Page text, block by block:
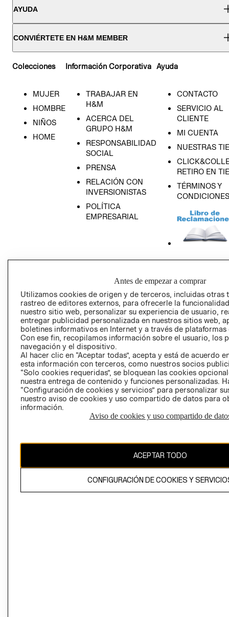
AYUDA
CONVIÉRTETE EN H&M MEMBER
Colecciones
MUJER
HOMBRE
NIÑOS
HOME
Información Corporativa
TRABAJAR EN
H&M
ACERCA DEL
GRUPO H&M
RESPONSABILIDAD
SOCIAL
PRENSA
RELACIÓN CON
INVERSIONISTAS
POLÍTICA
EMPRESARIAL
Ayuda
CONTACTO
SERVICIO AL
CLIENTE
MI CUENTA
NUESTRAS
RETIRO EN
TÉRMINOS Y
CONDICIONES
GIFT CARD
AVISO DE
Perú (S/)
CAMBIAR REGIÓN
propiedad de H&M Hennes & Mauritz AB
Antes de empezar a comprar
Utilizamos cookies de origen y de terceros, incluidas otras
rastreo de editores externos, para ofrecerle la
nuestro sitio web, personalizar su experiencia de usuario,
entregar publicidad personalizada en nuestros sitios web,
boletines informativos en Internet y a través de plataformas
Con ese fin, recopilamos información sobre el usuario, los
navegación y el dispositivo.
Al hacer clic en “Aceptar todas”, acepta y está de acuerdo
esta información con terceros, como nuestros socios
“Solo cookies requeridas”, se bloquean las cookies
nuestra entrega de contenido y funciones personalizadas.
“Configuración de cookies y servicios” para personalizar
nuestro aviso de cookies y uso compartido de datos para
información.
Aviso de cookies y uso compartido de
ACEPTAR TODO
CONFIGURACIÓN DE COOKIES Y